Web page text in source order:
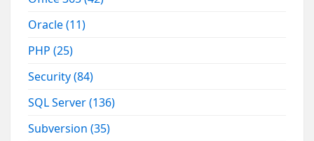
Oracle(11)
PHP(25)
Security(84)
SQL Server(136)
Subversion(35)